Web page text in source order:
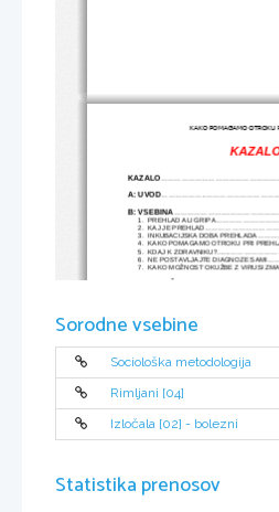
KAKO POMAGAMO OTROKU
KAZALO
A: UVOD
B: VSEBINA
1.
PREHLAD ALI
2.
KAJ JE
3.
INKUBACIJSKA DOBA
4.
KAKO POMAGAMO OTROKU PRI
5.
KDAJ K
6.
NE POSTAVLJAJTE DIAGNOZE
7.
KAKO MOŽNOST OKUŽBE Z VIRUSI
C: ZAKLJUČEK
Sorodne vsebine
Sociološka metodologija
Rimljani [04]
Izločala [02] - bolezni
Statistika prenosov